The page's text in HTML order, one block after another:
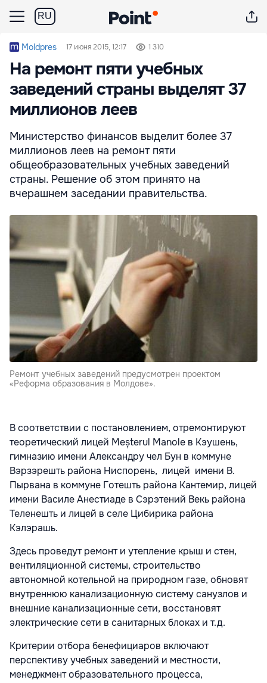
RU
Moldpres 17 июня 2015, 12:17 1 310
На ремонт пяти учебных
заведений страны выделят 37
миллионов леев
Министерство финансов выделит более 37
миллионов леев на ремонт пяти
общеобразовательных учебных заведений
страны. Решение об этом принято на
вчерашнем заседании правительства.
Ремонт учебных заведений предусмотрен проектом
«Реформа образования в Молдове».
В соответствии с постановлением, отремонтируют
теоретический лицей Meșterul Manole в Кэушень,
гимназию имени Александру чел Бун в коммуне
Вэрзэрешть района Ниспорень, лицей имени В.
Пырвана в коммуне Готешть района Кантемир, лицей
имени Василе Анестиаде в Сэрэтений Векь района
Теленешть и лицей в селе Цибирика района
Кэлэрашь.
Здесь проведут ремонт и утепление крыш и стен,
вентиляционной системы, строительство
автономной котельной на природном газе, обновят
внутреннюю канализационную систему санузлов и
внешние канализационные сети, восстановят
электрические сети в санитарных блоках и т.д.
Критерии отбора бенефициаров включают
перспективу учебных заведений и местности,
менеджмент образовательного процесса,